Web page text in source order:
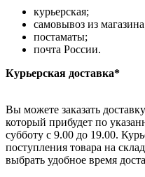
курьерская;
самовывоз из
постаматы;
почта России.
Курьерская доставка*
Вы можете заказать
который прибудет по
субботу с 9.00 до 19.00.
поступления товара на
выбрать удобное время